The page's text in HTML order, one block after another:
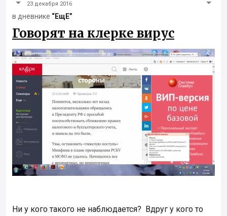
23 декабря 2016
в дневнике “ЕщЕ”
Говорят на клерке вирус
Ни у кого такого не наблюдается? Вдруг у кого то